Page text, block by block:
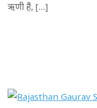
ऋणी हैं, […]